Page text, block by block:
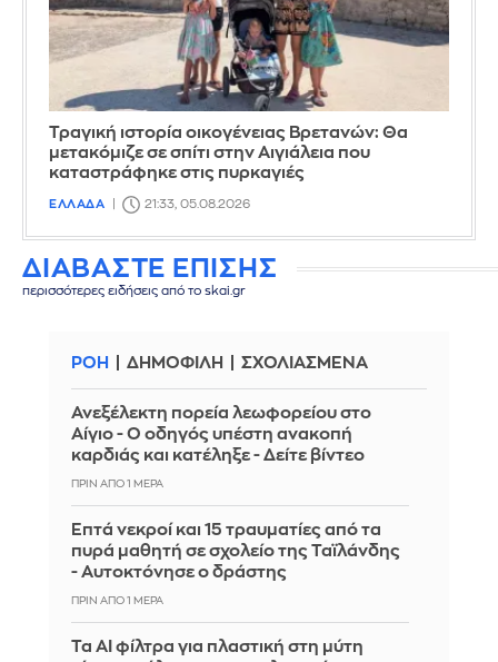
Τραγική ιστορία οικογένειας Βρετανών: Θα
μετακόμιζε σε σπίτι στην Αιγιάλεια που
καταστράφηκε στις πυρκαγιές
ΕΛΛΑΔΑ 21:33, 05.08.2026
ΔΙΑΒΑΣΤΕ ΕΠΙΣΗΣ
περισσότερες ειδήσεις από το skai.gr
ΡΟΗ ΔΗΜΟΦΙΛΗ ΣΧΟΛΙΑΣΜΕΝΑ
Ανεξέλεκτη πορεία λεωφορείου στο
Αίγιο - Ο οδηγός υπέστη ανακοπή
καρδιάς και κατέληξε - Δείτε βίντεο
ΠΡΙΝ ΑΠΌ 1 ΜΈΡΑ
Επτά νεκροί και 15 τραυματίες από τα
πυρά μαθητή σε σχολείο της Ταϊλάνδης
- Αυτοκτόνησε ο δράστης
ΠΡΙΝ ΑΠΌ 1 ΜΈΡΑ
Τα AI φίλτρα για πλαστική στη μύτη